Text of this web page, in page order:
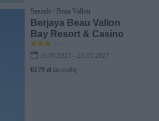
Seszele / Beau Vallon
Berjaya Beau Vallon
Bay Resort & Casino
16.05.2027 - 25.05.2027
6179 zł za osobę